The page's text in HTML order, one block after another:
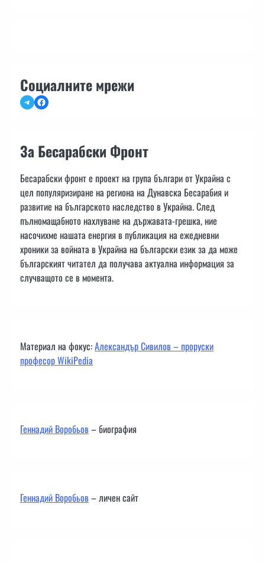
Социалните мрежи
TelegramFacebook
За Бесарабски Фронт
Бесарабски фронт е проект на група българи от Украйна с
цел популяризиране на региона на Дунавска Бесарабия и
развитие на българското наследство в Украйна. След
пълномащабното нахлуване на държавата-грешка, ние
насочихме нашата енергия в публикация на ежедневни
хроники за войната в Украйна на български език за да може
българският читател да получава актуална информация за
случващото се в момента.
Материал на фокус:Александър Сивилов – проруски
професор WikiPedia
Геннадий Воробьов– биография
Геннадий Воробьов– личен сайт